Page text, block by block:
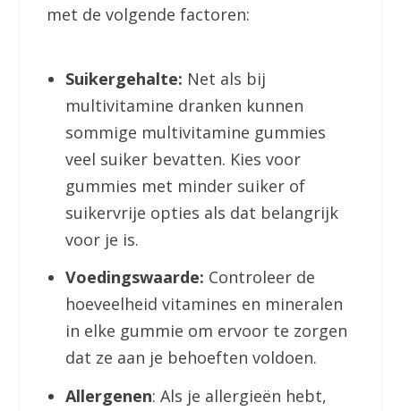
met de volgende factoren:
Suikergehalte: Net als bij
multivitamine dranken kunnen
sommige multivitamine gummies
veel suiker bevatten. Kies voor
gummies met minder suiker of
suikervrije opties als dat belangrijk
voor je is.
Voedingswaarde: Controleer de
hoeveelheid vitamines en mineralen
in elke gummie om ervoor te zorgen
dat ze aan je behoeften voldoen.
Allergenen: Als je allergieën hebt,